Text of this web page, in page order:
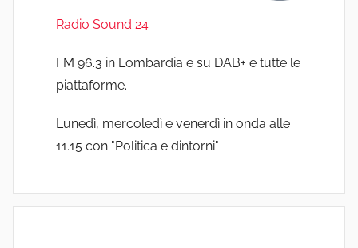
Radio Sound 24
FM 96.3 in Lombardia e su DAB+ e tutte le
piattaforme.
Lunedì, mercoledì e venerdì in onda alle
11.15 con "Politica e dintorni"